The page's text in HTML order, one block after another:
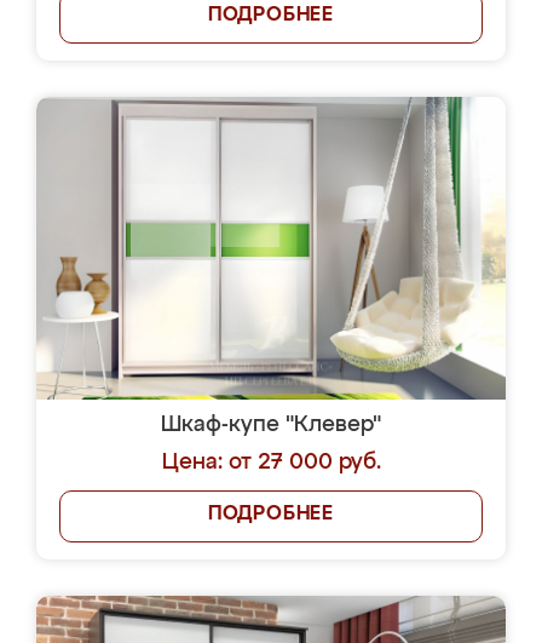
ПОДРОБНЕЕ
Шкаф-купе "Клевер"
Цена: от 27 000 руб.
ПОДРОБНЕЕ